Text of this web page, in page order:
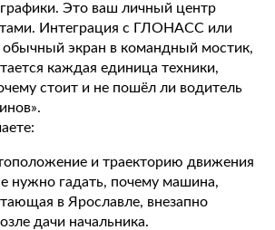
Это ваш личный центр
Интеграция с ГЛОНАСС или
обычный экран в командный мостик,
каждая единица техники,
стоит и не пошёл ли водитель
и траекторию движения
нужно гадать, почему машина,
в Ярославле, внезапно
дачи начальника.